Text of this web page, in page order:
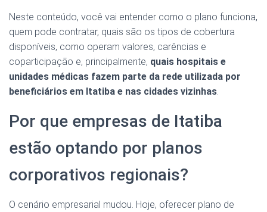
Neste conteúdo, você vai entender como o plano funciona,
quem pode contratar, quais são os tipos de cobertura
disponíveis, como operam valores, carências e
coparticipação e, principalmente, quais hospitais e
unidades médicas fazem parte da rede utilizada por
beneficiários em Itatiba e nas cidades vizinhas.
Por que empresas de Itatiba
estão optando por planos
corporativos regionais?
O cenário empresarial mudou. Hoje, oferecer plano de